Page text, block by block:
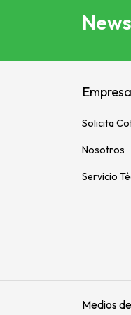
Empresa
Solicita
Nosotros
Servicio
Medios